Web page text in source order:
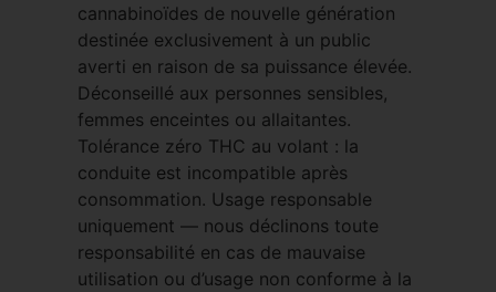
cannabinoïdes de nouvelle génération
destinée exclusivement à un public
averti en raison de sa puissance élevée.
Déconseillé aux personnes sensibles,
femmes enceintes ou allaitantes.
Tolérance zéro THC au volant : la
conduite est incompatible après
consommation. Usage responsable
uniquement — nous déclinons toute
responsabilité en cas de mauvaise
utilisation ou d’usage non conforme à la